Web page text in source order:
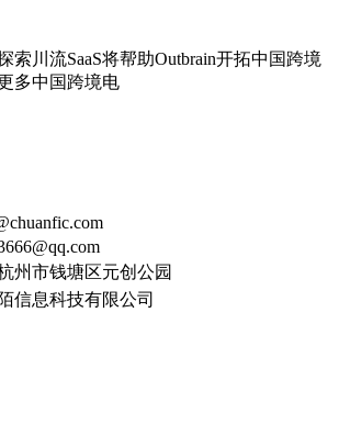
索川流SaaS将帮助Outbrain开拓中国跨境
多中国跨境电
州市钱塘区元创公园
信息科技有限公司